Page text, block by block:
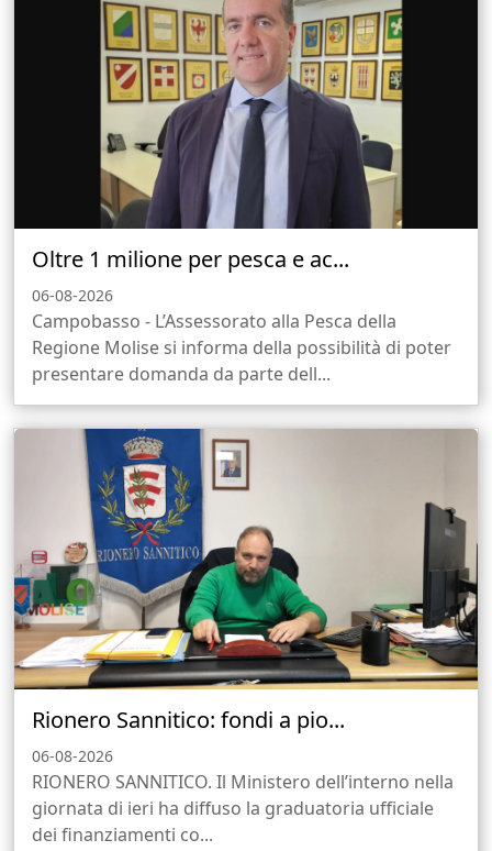
Oltre 1 milione per pesca e ac...
06-08-2026
Campobasso - L’Assessorato alla Pesca della
Regione Molise si informa della possibilità di poter
presentare domanda da parte dell...
Rionero Sannitico: fondi a pio...
06-08-2026
RIONERO SANNITICO. Il Ministero dell’interno nella
giornata di ieri ha diffuso la graduatoria ufficiale
dei finanziamenti co...